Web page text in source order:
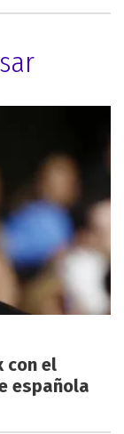
con el
española